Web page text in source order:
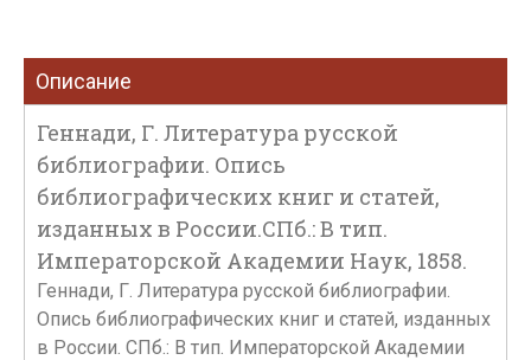
Описание
Геннади, Г. Литература русской
библиографии. Опись
библиографических книг и статей,
изданных в России.СПб.: В тип.
Императорской Академии Наук, 1858.
Геннади, Г. Литература русской библиографии.
Опись библиографических книг и статей, изданных
в России. СПб.: В тип. Императорской Академии